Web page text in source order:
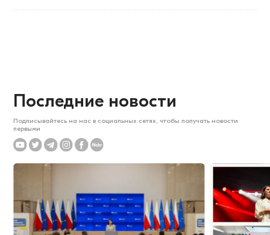
Последние новости
Подписывайтесь на нас в социальных сетях, чтобы получать новости
первыми